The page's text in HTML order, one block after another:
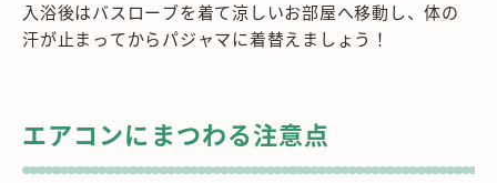
入浴後はバスローブを着て涼しいお部屋へ移動し、体の
汗が止まってからパジャマに着替えましょう！
エアコンにまつわる注意点